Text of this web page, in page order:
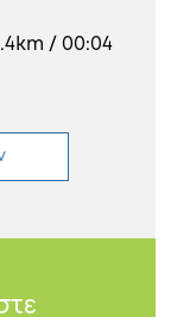
1.4km / 00:04